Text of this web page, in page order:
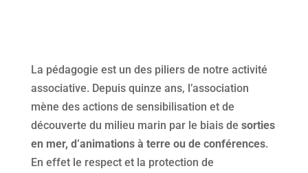
La pédagogie est un des piliers de notre activité
associative. Depuis quinze ans, l’association
mène des actions de sensibilisation et de
découverte du milieu marin par le biais de sorties
en mer, d’animations à terre ou de conférences.
En effet le respect et la protection de